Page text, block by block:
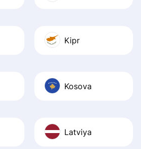
Kipr
Kosova
Latviya